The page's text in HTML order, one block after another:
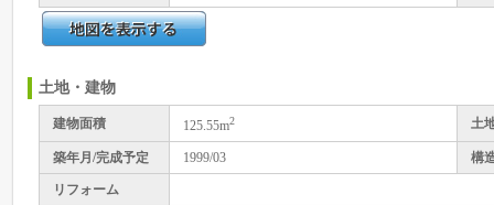
土地・建物
建物面積 125.55m2 土
築年月/完成予定 1999/03 構
リフォーム